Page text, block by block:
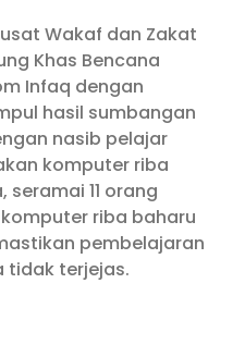
Wakaf dan Zakat
Khas Bencana
Infaq dengan
hasil sumbangan
nasib pelajar
komputer riba
11 orang
riba baharu
pembelajaran
tidak terjejas.